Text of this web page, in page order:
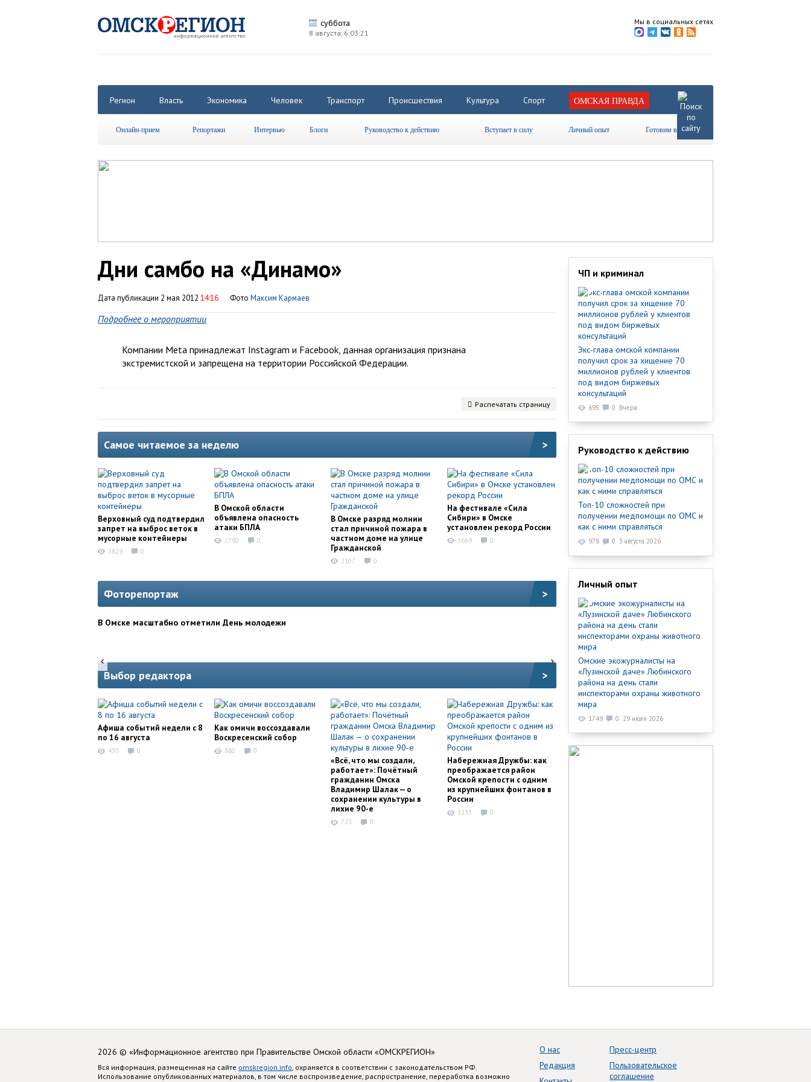
суббота
8 августа, 6:03:21
Мы в социальных сетях
Регион Власть Экономика Человек Транспорт Происшествия Культура Спорт ОМСКАЯ ПРАВДА
Онлайн-прием Репортажи Интервью Блоги Руководство к действию Вступает в силу Личный опыт Готовим вместе
Дни самбо на «Динамо»
Дата публикации 2 мая 2012 14:16 Фото Максим Кармаев
Подробнее о мероприятии
Компании Meta принадлежат Instagram и Facebook, данная организация признана
экстремистской и запрещена на территории Российской Федерации.
Распечатать страницу
Самое читаемое за неделю >
Верховный суд подтвердил
запрет на выброс веток в
мусорные контейнеры
3829 0
В Омской области
объявлена опасность
атаки БПЛА
2780 0
В Омске разряд молнии
стал причиной пожара в
частном доме на улице
Гражданской
2107 0
На фестивале «Сила
Сибири» в Омске
установлен рекорд России
1669 0
Фоторепортаж >
В Омске масштабно отметили День молодежи
Выбор редактора >
Афиша событий недели с 8
по 16 августа
430 0
Как омичи воссоздавали
Воскресенский собор
880 0
«Всё, что мы создали,
работает»: Почётный
гражданин Омска
Владимир Шалак — о
сохранении культуры в
лихие 90-е
723 0
Набережная Дружбы: как
преображается район
Омской крепости с одним
из крупнейших фонтанов в
России
1133 0
ЧП и криминал
Экс-глава омской компании
получил срок за хищение 70
миллионов рублей у клиентов
под видом биржевых
консультаций
695 0 Вчера
Руководство к действию
Топ-10 сложностей при
получении медпомощи по ОМС и
как с ними справляться
978 0 3 августа 2026
Личный опыт
Омские экожурналисты на
«Лузинской даче» Любинского
района на день стали
инспекторами охраны животного
мира
1749 0 29 июля 2026
2026 © «Информационное агентство при Правительстве Омской области «ОМСКРЕГИОН»
Вся информация, размещенная на сайте omskregion.info , охраняется в соответствии с законодательством РФ.
Использование опубликованных материалов, в том числе воспроизведение, распространение, переработка возможно
О нас
Редакция
Пресс-центр
Пользовательское
соглашение